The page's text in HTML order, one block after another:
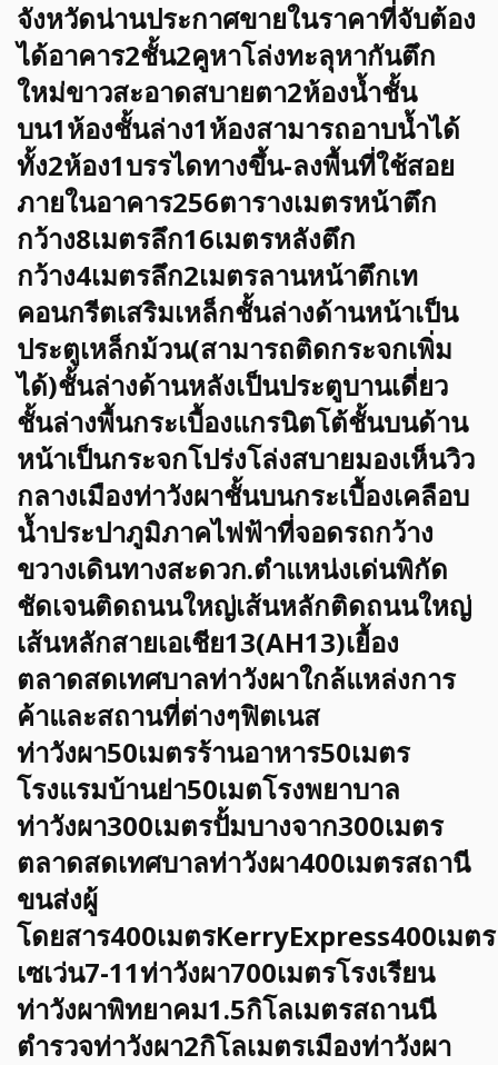
จังหวัดน่านประกาศขายในราคาที่จับต้อง
ได้อาคาร2ชั้น2คูหาโล่งทะลุหากันตึก
ใหม่ขาวสะอาดสบายตา2ห้องน้ำชั้น
บน1ห้องชั้นล่าง1ห้องสามารถอาบน้ำได้
ทั้ง2ห้อง1บรรไดทางขึ้น-ลงพื้นที่ใช้สอย
ภายในอาคาร256ตารางเมตรหน้าตึก
กว้าง8เมตรลึก16เมตรหลังตึก
กว้าง4เมตรลึก2เมตรลานหน้าตึกเท
คอนกรีตเสริมเหล็กชั้นล่างด้านหน้าเป็น
ประตูเหล็กม้วน(สามารถติดกระจกเพิ่ม
ได้)ชั้นล่างด้านหลังเป็นประตูบานเดี่ยว
ชั้นล่างพื้นกระเบื้องแกรนิตโต้ชั้นบนด้าน
หน้าเป็นกระจกโปร่งโล่งสบายมองเห็นวิว
กลางเมืองท่าวังผาชั้นบนกระเบื้องเคลือบ
น้ำประปาภูมิภาคไฟฟ้าที่จอดรถกว้าง
ขวางเดินทางสะดวก.ตำแหน่งเด่นพิกัด
ชัดเจนติดถนนใหญ่เส้นหลักติดถนนใหญ่
เส้นหลักสายเอเชีย13(AH13)เยื้อง
ตลาดสดเทศบาลท่าวังผาใกล้แหล่งการ
ค้าและสถานที่ต่างๆฟิตเนส
ท่าวังผา50เมตรร้านอาหาร50เมตร
โรงแรมบ้านย่า50เมตโรงพยาบาล
ท่าวังผา300เมตรปั้มบางจาก300เมตร
ตลาดสดเทศบาลท่าวังผา400เมตรสถานี
ขนส่งผู้
โดยสาร400เมตรKerryExpress400เมตร
เซเว่น7-11ท่าวังผา700เมตรโรงเรียน
ท่าวังผาพิทยาคม1.5กิโลเมตรสถานนี
ตำรวจท่าวังผา2กิโลเมตรเมืองท่าวังผา